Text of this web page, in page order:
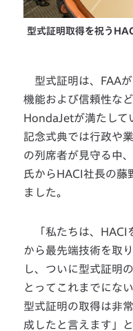
型式証明取得を祝う
型式証明は、FAAが
機能および信頼性な
HondaJetが満たして
記念式典では行政や
の列席者が見守る中
氏からHACI社長の藤
ました。
「私たちは、HACI
から最先端技術を取
し、ついに型式証明
とってこれまでにな
型式証明の取得は非
成したと言えます」